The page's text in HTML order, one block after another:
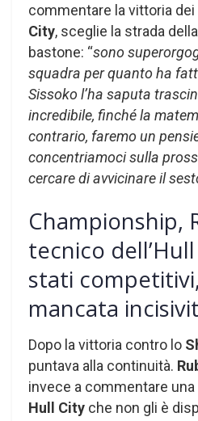
commentare la vittoria
City, sceglie la strada
bastone: “sono
squadra per quanto ha
Sissoko l’ha saputa
incredibile, finché la
contrario, faremo un
concentriamoci sulla
cercare di avvicinare il
Championship,
tecnico
stati
mancata
Dopo la vittoria contro lo
puntava alla continuità.
invece a commentare
Hull City che non gli è